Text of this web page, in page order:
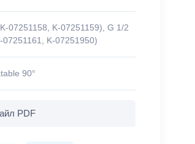
07251158, K-07251159), G 1/2
07251161, K-07251950)
90°
PDF